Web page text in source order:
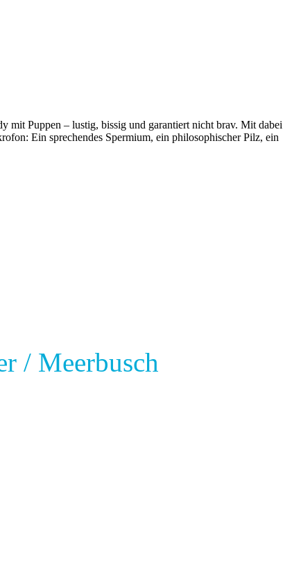
mit Puppen – lustig, bissig und garantiert nicht brav. Mit dabei
Ein sprechendes Spermium, ein philosophischer Pilz, ein
/ Meerbusch